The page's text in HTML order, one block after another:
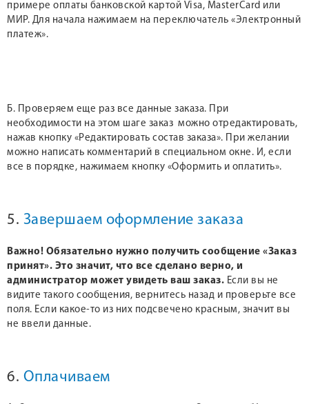
примере оплаты банковской картой Visa, MasterCard или
МИР. Для начала нажимаем на переключатель «Электронный
платеж».
Б. Проверяем еще раз все данные заказа. При
необходимости на этом шаге заказ можно отредактировать,
нажав кнопку «Редактировать состав заказа». При желании
можно написать комментарий в специальном окне. И, если
все в порядке, нажимаем кнопку «Оформить и оплатить».
5. Завершаем оформление заказа
Важно! Обязательно нужно получить сообщение «Заказ
принят». Это значит, что все сделано верно, и
администратор может увидеть ваш заказ. Если вы не
видите такого сообщения, вернитесь назад и проверьте все
поля. Если какое-то из них подсвечено красным, значит вы
не ввели данные.
6. Оплачиваем